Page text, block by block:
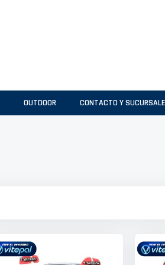
OUTDOOR CONTACTO Y